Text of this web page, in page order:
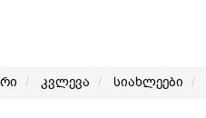
კვლევა სიახლეები